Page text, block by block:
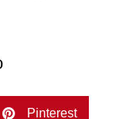
Pinterest